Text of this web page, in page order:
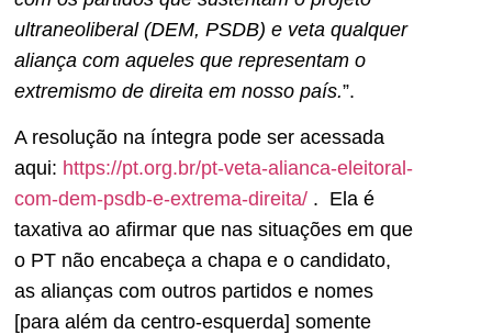
ultraneoliberal (DEM, PSDB) e veta qualquer
aliança com aqueles que representam o
extremismo de direita em nosso país.”.
A resolução na íntegra pode ser acessada
aqui: https://pt.org.br/pt-veta-alianca-eleitoral-
com-dem-psdb-e-extrema-direita/ . Ela é
taxativa ao afirmar que nas situações em que
o PT não encabeça a chapa e o candidato,
as alianças com outros partidos e nomes
[para além da centro-esquerda] somente